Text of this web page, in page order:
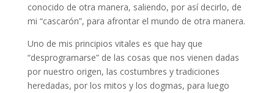
conocido de otra manera, saliendo, por así decirlo, de
mi “cascarón”, para afrontar el mundo de otra manera.
Uno de mis principios vitales es que hay que
“desprogramarse” de las cosas que nos vienen dadas
por nuestro origen, las costumbres y tradiciones
heredadas, por los mitos y los dogmas, para luego